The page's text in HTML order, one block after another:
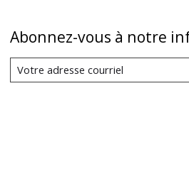
Abonnez-vous à notre